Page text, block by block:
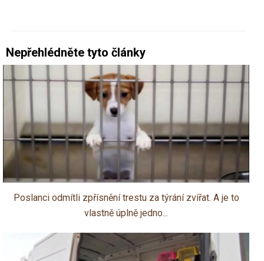
Nepřehlédněte tyto články
Poslanci odmítli zpřísnění trestu za týrání zvířat. A je to
vlastně úplně jedno...